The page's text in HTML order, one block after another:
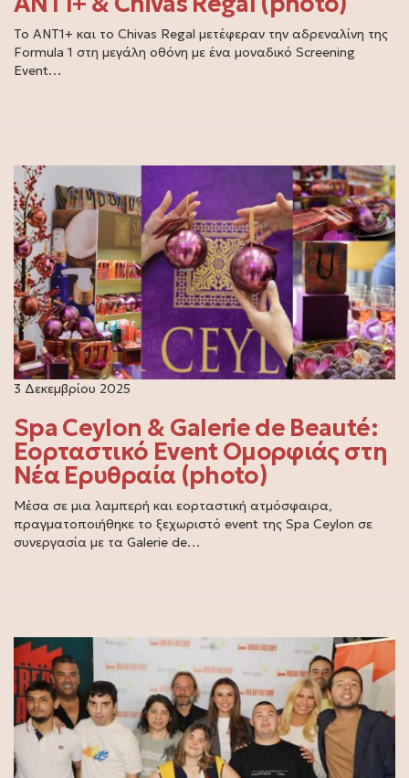
Το ANT1+ και το Chivas Regal μετέφεραν την αδρεναλίνη της
Formula 1 στη μεγάλη οθόνη με ένα μοναδικό Screening
Event…
3 Δεκεμβρίου 2025
Spa Ceylon & Galerie de Beauté:
Εορταστικό Event Ομορφιάς στη
Νέα Ερυθραία (photo)
Μέσα σε μια λαμπερή και εορταστική ατμόσφαιρα,
πραγματοποιήθηκε το ξεχωριστό event της Spa Ceylon σε
συνεργασία με τα Galerie de…